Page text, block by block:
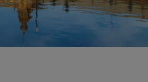
Bröllopslokaler
Hållbara vistelser
för idrottslag